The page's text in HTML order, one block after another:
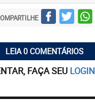
LEIA 0 COMENTÁRIOS
FAÇA SEU LOGIN